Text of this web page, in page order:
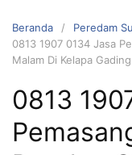
Beranda
Peredam
0813 1907 0134 Jasa
Malam Di Kelapa
0813